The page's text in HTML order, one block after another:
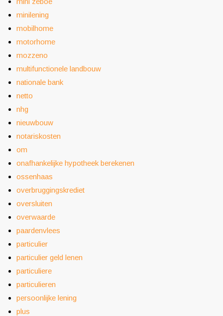
minilening
mobilhome
motorhome
mozzeno
multifunctionele landbouw
nationale bank
netto
nhg
nieuwbouw
notariskosten
om
onafhankelijke hypotheek berekenen
ossenhaas
overbruggingskrediet
oversluiten
overwaarde
paardenvlees
particulier
particulier geld lenen
particuliere
particulieren
persoonlijke lening
plus